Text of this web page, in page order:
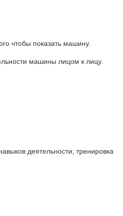
чтобы показать машину.
машины лицом к лицу.
деятельности; тренировка